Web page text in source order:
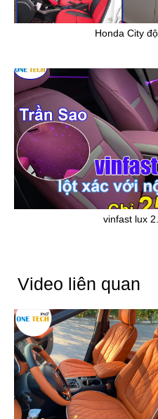
Honda City
vinfast lux
Video liên quan